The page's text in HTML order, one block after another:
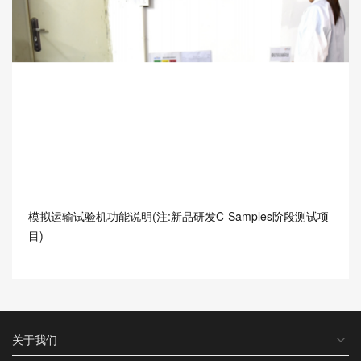
模拟运输试验机功能说明(注:新品研发C-Samples阶段测试项
目)
关于我们